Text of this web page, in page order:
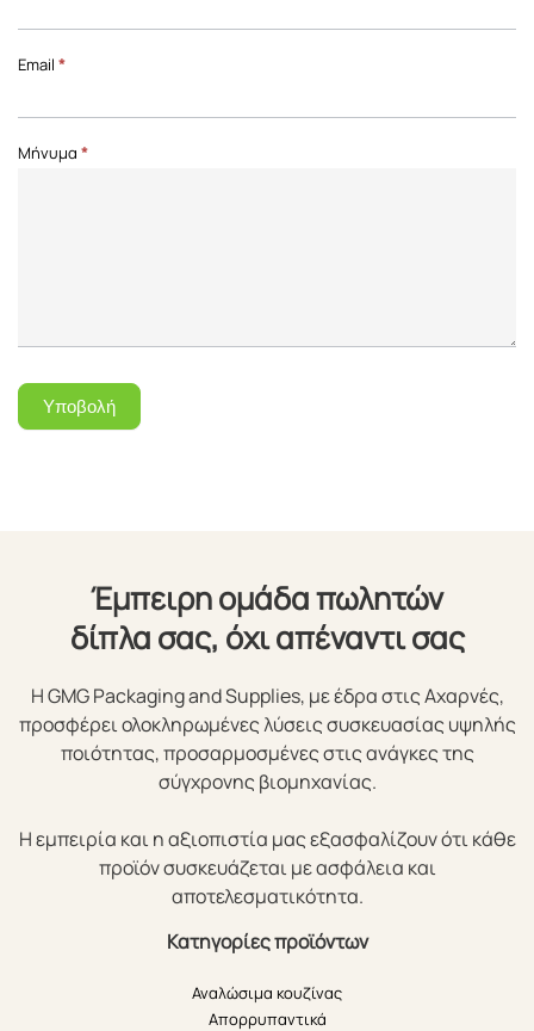
Page
Email *
Μήνυμα *
Υποβολή
Έμπειρη ομάδα πωλητών
δίπλα σας, όχι απέναντι σας
Η GMG Packaging and Supplies, με έδρα στις Αχαρνές,
προσφέρει ολοκληρωμένες λύσεις συσκευασίας υψηλής
ποιότητας, προσαρμοσμένες στις ανάγκες της
σύγχρονης βιομηχανίας.
Η εμπειρία και η αξιοπιστία μας εξασφαλίζουν ότι κάθε
προϊόν συσκευάζεται με ασφάλεια και
αποτελεσματικότητα.
Κατηγορίες προϊόντων
Αναλώσιμα κουζίνας
Απορρυπαντικά